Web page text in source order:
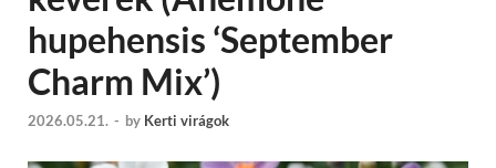
hupehensis ‘September
Charm Mix’)
2026.05.21. - by Kerti virágok